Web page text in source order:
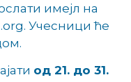
имејл на
Учесници ће
од 21. до 31.